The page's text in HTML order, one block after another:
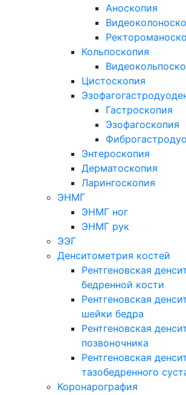
Аноскопия
Кольпоскопия
Цистоскопия
Гастроскопия
Эзофагоскопия
Энтероскопия
Дерматоскопия
Ларингоскопия
ЭНМГ
ЭНМГ ног
ЭНМГ рук
ЭЭГ
Денситометрия костей
Рентгеновская
бедренной кости
Рентгеновская
шейки бедра
Рентгеновская
позвоночника
Рентгеновская
тазобедренного
Коронарография